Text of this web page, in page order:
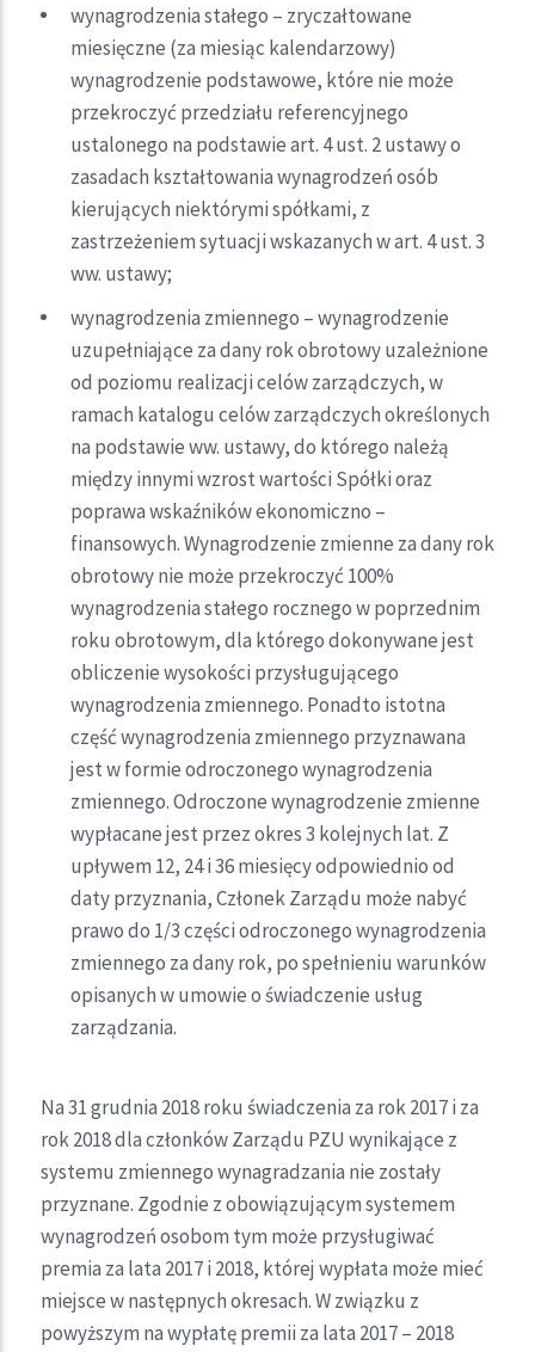
wynagrodzenia stałego – zryczałtowane
miesięczne (za miesiąc kalendarzowy)
wynagrodzenie podstawowe, które nie może
przekroczyć przedziału referencyjnego
ustalonego na podstawie art. 4 ust. 2 ustawy o
zasadach kształtowania wynagrodzeń osób
kierujących niektórymi spółkami, z
zastrzeżeniem sytuacji wskazanych w art. 4 ust. 3
ww. ustawy;
wynagrodzenia zmiennego – wynagrodzenie
uzupełniające za dany rok obrotowy uzależnione
od poziomu realizacji celów zarządczych, w
ramach katalogu celów zarządczych określonych
na podstawie ww. ustawy, do którego należą
między innymi wzrost wartości Spółki oraz
poprawa wskaźników ekonomiczno –
finansowych. Wynagrodzenie zmienne za dany rok
obrotowy nie może przekroczyć 100%
wynagrodzenia stałego rocznego w poprzednim
roku obrotowym, dla którego dokonywane jest
obliczenie wysokości przysługującego
wynagrodzenia zmiennego. Ponadto istotna
część wynagrodzenia zmiennego przyznawana
jest w formie odroczonego wynagrodzenia
zmiennego. Odroczone wynagrodzenie zmienne
wypłacane jest przez okres 3 kolejnych lat. Z
upływem 12, 24 i 36 miesięcy odpowiednio od
daty przyznania, Członek Zarządu może nabyć
prawo do 1/3 części odroczonego wynagrodzenia
zmiennego za dany rok, po spełnieniu warunków
opisanych w umowie o świadczenie usług
zarządzania.
Na 31 grudnia 2018 roku świadczenia za rok 2017 i za
rok 2018 dla członków Zarządu PZU wynikające z
systemu zmiennego wynagradzania nie zostały
przyznane. Zgodnie z obowiązującym systemem
wynagrodzeń osobom tym może przysługiwać
premia za lata 2017 i 2018, której wypłata może mieć
miejsce w następnych okresach. W związku z
powyższym na wypłatę premii za lata 2017 – 2018